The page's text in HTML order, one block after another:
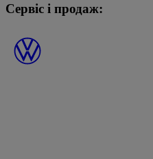
Сервіс і продаж: